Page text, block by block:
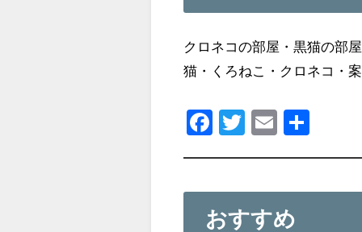
クロネコの部屋・黒猫の部
猫・くろねこ・クロネコ・
F
e
b
T
er
E
おすすめ